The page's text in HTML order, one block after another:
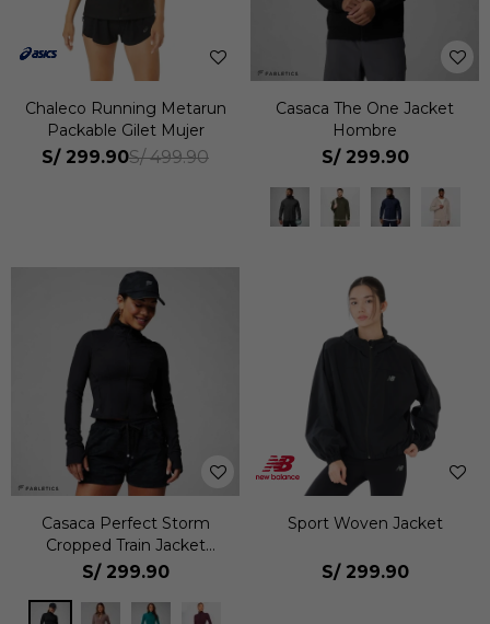
Chaleco Running Metarun
Packable Gilet Mujer
S/ 299.90S/ 499.90
Casaca The One Jacket
Hombre
S/ 299.90
Casaca Perfect Storm
Cropped Train Jacket
Mujer
S/ 299.90
Sport Woven Jacket
S/ 299.90